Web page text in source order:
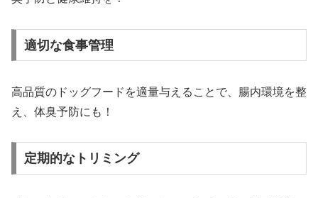
適切な食事管理
高品質のドッグフードを適量与えることで、腸内環境を整
え、体臭予防にも！
定期的なトリミング